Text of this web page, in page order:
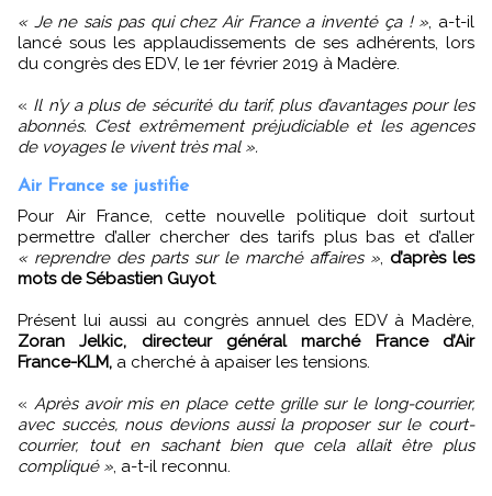
« Je ne sais pas qui chez Air France a inventé ça ! » , a-t-il
lancé sous les applaudissements de ses adhérents, lors
du congrès des EDV, le 1er février 2019 à Madère.
« Il n’y a plus de sécurité du tarif, plus d’avantages pour les
abonnés. C’est extrêmement préjudiciable et les agences
de voyages le vivent très mal ».
Air France se justifie
Pour Air France, cette nouvelle politique doit surtout
permettre d’aller chercher des tarifs plus bas et d’aller
« reprendre des parts sur le marché affaires » d’après les
mots de Sébastien Guyot.
Présent lui aussi au congrès annuel des EDV à Madère,
Zoran Jelkic, directeur général marché France d’Air
France-KLM, a cherché à apaiser les tensions.
« Après avoir mis en place cette grille sur le long-courrier,
avec succès, nous devions aussi la proposer sur le court-
courrier, tout en sachant bien que cela allait être plus
compliqué » , a-t-il reconnu.